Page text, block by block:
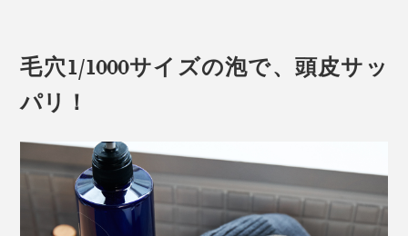
毛穴1/1000サイズの泡で、頭皮サッ
パリ！